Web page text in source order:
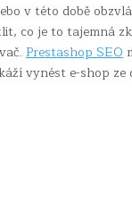
v této době
co je to tajemná
Prestashop SEO
vynést e-shop